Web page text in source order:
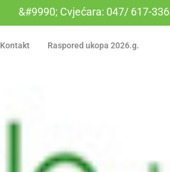
&#9990; Cvjećara: 047/ 617-336
Kontakt Raspored ukopa 2026.g.